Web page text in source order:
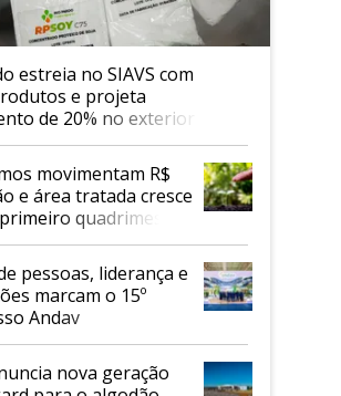
estreia no SIAVS com
e projeta
de 20% no exterior
movimentam R$
e área tratada cresce
quadrimestre
pessoas, liderança e
marcam o 15º
Andav
nova geração